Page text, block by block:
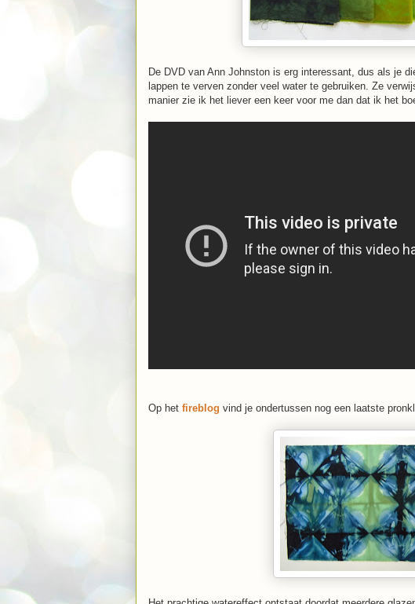
De DVD van Ann Johnston is erg interessant, dus als je
lappen te verven zonder veel water te gebruiken. Ze
manier zie ik het liever een keer voor me dan dat ik het
Op het fireblog vind je ondertussen nog een laatste